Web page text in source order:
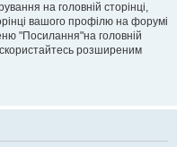
на головній сторінці,
вашого профілю на форумі
"Посилання"на головній
розширеним